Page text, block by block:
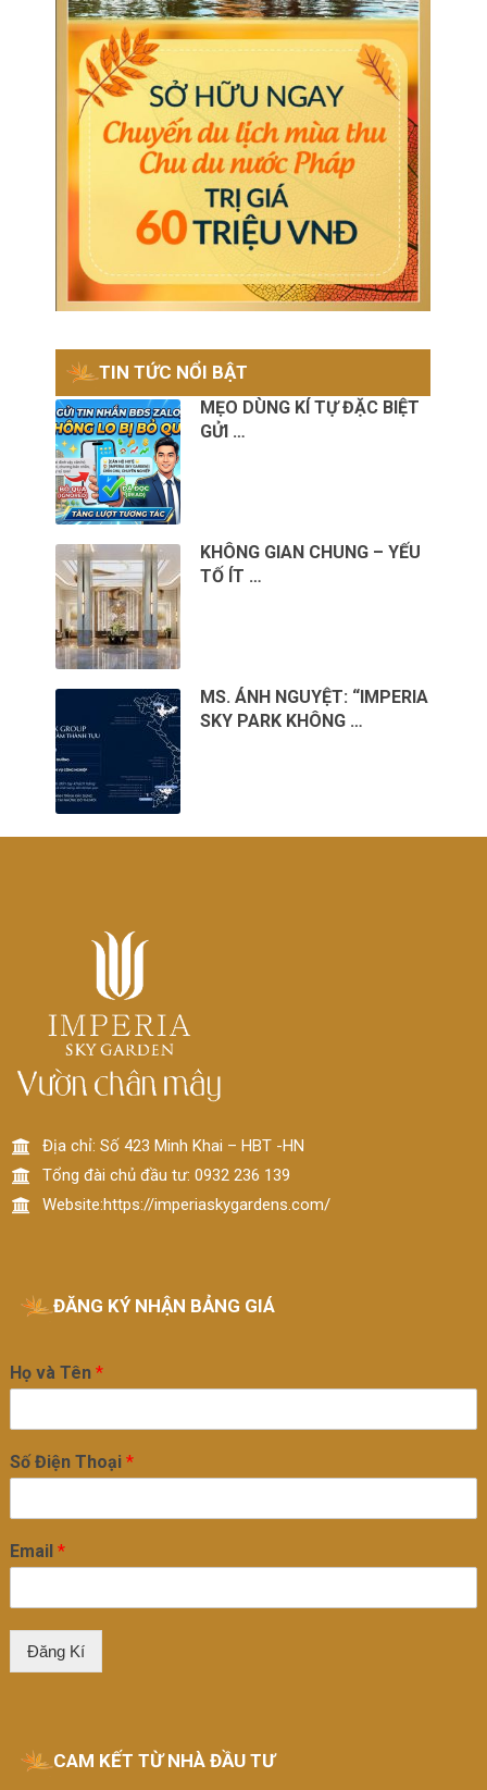
TIN TỨC NỔI BẬT
MẸO DÙNG KÍ TỰ ĐẶC BIỆT
GỬI …
KHÔNG GIAN CHUNG – YẾU
TỐ ÍT …
MS. ÁNH NGUYỆT: “IMPERIA
SKY PARK KHÔNG …
Địa chỉ: Số 423 Minh Khai – HBT -HN
Tổng đài chủ đầu tư: 0932 236 139
Website:https://imperiaskygardens.com/
ĐĂNG KÝ NHẬN BẢNG GIÁ
Họ và Tên *
Số Điện Thoại *
Email *
Đăng Kí
CAM KẾT TỪ NHÀ ĐẦU TƯ